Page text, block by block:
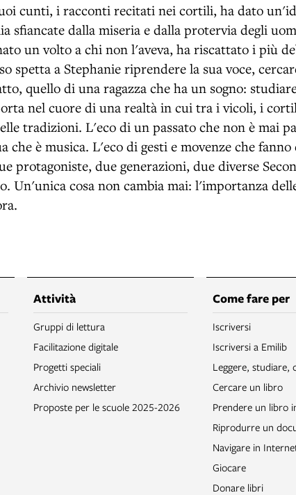
cunti, i racconti recitati nei cortili, ha dato
sfiancate dalla miseria e dalla protervia degli
un volto a chi non l'aveva, ha riscattato i più
spetta a Stephanie riprendere la sua voce,
quello di una ragazza che ha un sogno:
nel cuore di una realtà in cui tra i vicoli, i
tradizioni. L'eco di un passato che non è mai
che è musica. L'eco di gesti e movenze che
protagoniste, due generazioni, due diverse
Un'unica cosa non cambia mai: l'importanza
Attività
Gruppi di lettura
Facilitazione digitale
Progetti speciali
Archivio newsletter
Proposte per le scuole 2025-2026
Come fare per
Iscriversi
Iscriversi a Emilib
Leggere, studiare,
Cercare un libro
Prendere un libro
Riprodurre un
Navigare in
Giocare
Donare libri